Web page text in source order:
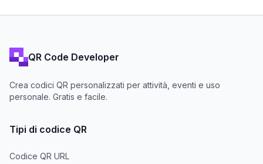
QR Code Developer
Crea codici QR personalizzati per attività, eventi e uso
personale. Gratis e facile.
Tipi di codice QR
Codice QR URL